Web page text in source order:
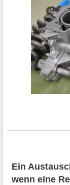
Ein
wenn eine